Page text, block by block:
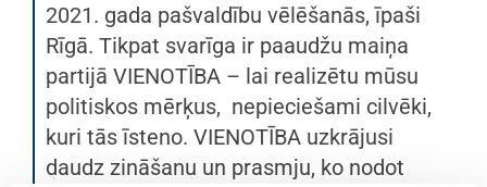
2021. gada pašvaldību vēlēšanās, īpaši
Rīgā. Tikpat svarīga ir paaudžu maiņa
partijā VIENOTĪBA – lai realizētu mūsu
politiskos mērķus, nepieciešami cilvēki,
kuri tās īsteno. VIENOTĪBA uzkrājusi
daudz zināšanu un prasmju, ko nodot